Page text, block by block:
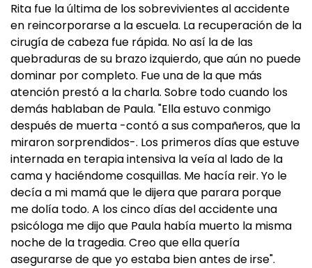
Rita fue la última de los sobrevivientes al accidente
en reincorporarse a la escuela. La recuperación de la
cirugía de cabeza fue rápida. No así la de las
quebraduras de su brazo izquierdo, que aún no puede
dominar por completo. Fue una de la que más
atención prestó a la charla. Sobre todo cuando los
demás hablaban de Paula. "Ella estuvo conmigo
después de muerta -contó a sus compañeros, que la
miraron sorprendidos-. Los primeros días que estuve
internada en terapia intensiva la veía al lado de la
cama y haciéndome cosquillas. Me hacía reir. Yo le
decía a mi mamá que le dijera que parara porque
me dolía todo. A los cinco días del accidente una
psicóloga me dijo que Paula había muerto la misma
noche de la tragedia. Creo que ella quería
asegurarse de que yo estaba bien antes de irse".